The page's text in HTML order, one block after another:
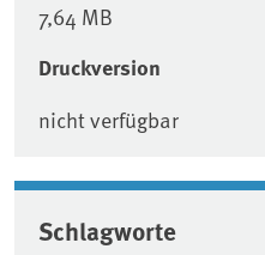
7,64 MB
Druckversion
nicht verfügbar
Schlagworte